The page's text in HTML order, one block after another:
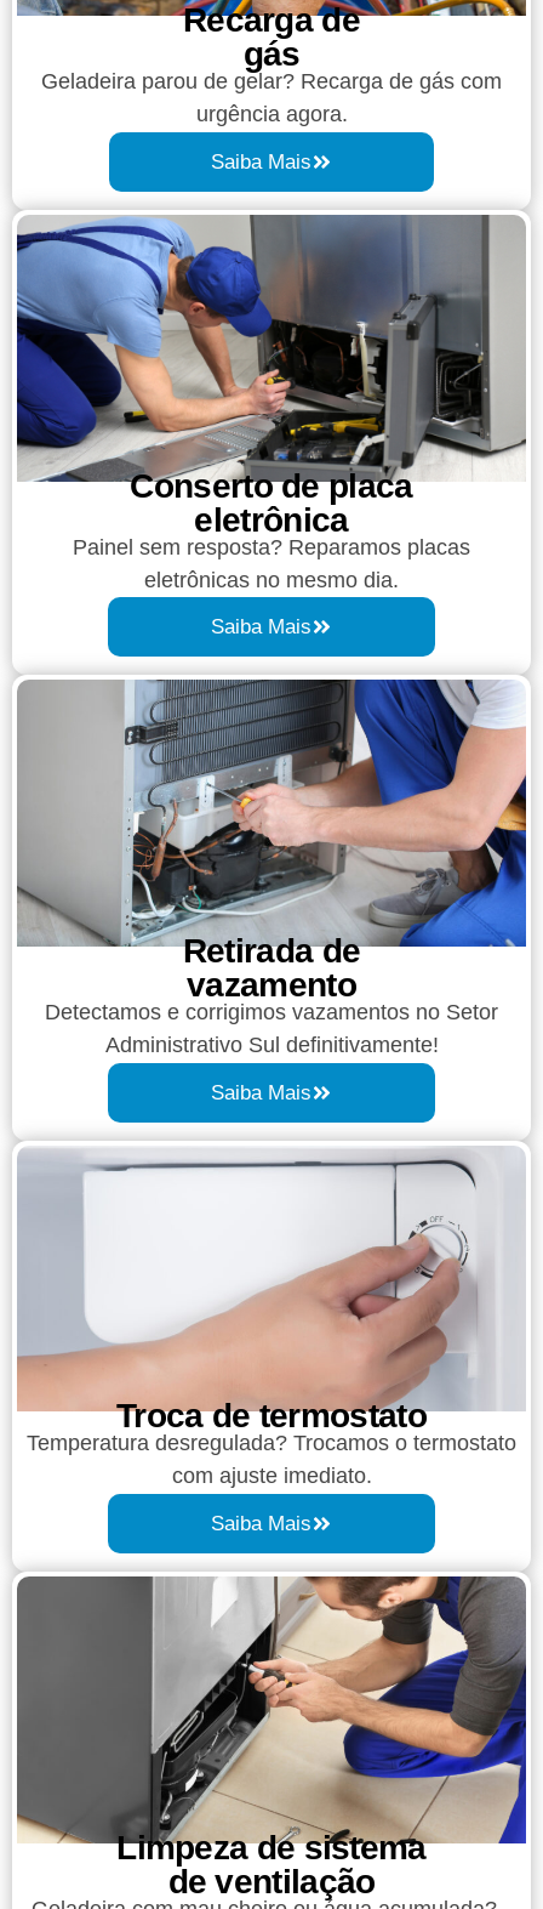
Recarga de
gás
Geladeira parou de gelar? Recarga de gás com
urgência agora.
Saiba Mais
Conserto de placa
eletrônica
Painel sem resposta? Reparamos placas
eletrônicas no mesmo dia.
Saiba Mais
Retirada de
vazamento​​
Detectamos e corrigimos vazamentos no Setor
Administrativo Sul definitivamente!
Saiba Mais
Troca de termostato
Temperatura desregulada? Trocamos o termostato
com ajuste imediato.
Saiba Mais
Limpeza de sistema
de ventilação